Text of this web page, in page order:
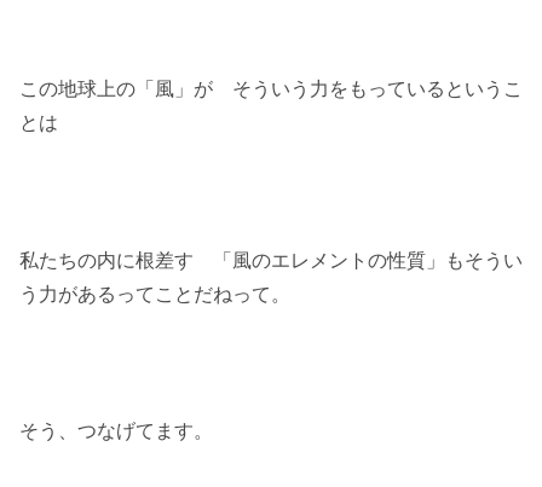
この地球上の「風」が そういう力をもっているというこ
とは
私たちの内に根差す 「風のエレメントの性質」もそうい
う力があるってことだねって。
そう、つなげてます。